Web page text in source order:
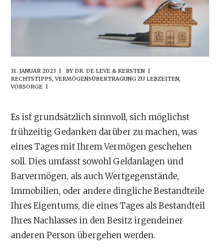
31. JANUAR 2023 BY DR. DE LEVE & KERSTEN
RECHTSTIPPS,VERMÖGENSÜBERTRAGUNG ZU LEBZEITEN,
VORSORGE
Es ist grundsätzlich sinnvoll, sich möglichst
frühzeitig Gedanken darüber zu machen, was
eines Tages mit Ihrem Vermögen geschehen
soll. Dies umfasst sowohl Geldanlagen und
Barvermögen, als auch Wertgegenstände,
Immobilien, oder andere dingliche Bestandteile
Ihres Eigentums, die eines Tages als Bestandteil
Ihres Nachlasses in den Besitz irgendeiner
anderen Person übergehen werden.